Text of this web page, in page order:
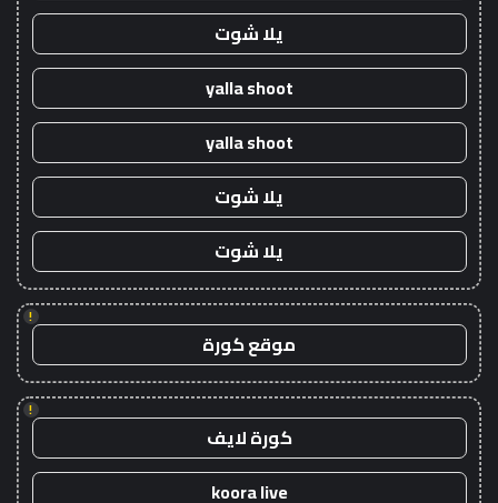
يلا شوت
yalla shoot
yalla shoot
يلا شوت
يلا شوت
!
موقع كورة
!
كورة لايف
koora live